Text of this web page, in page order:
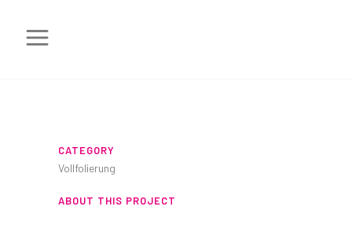
CATEGORY
Vollfolierung
ABOUT THIS PROJECT